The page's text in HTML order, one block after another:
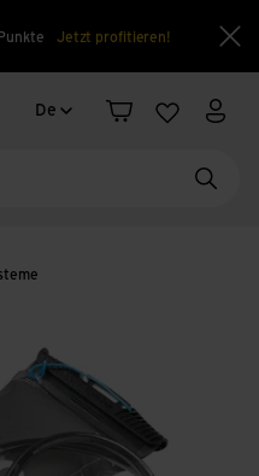
Jetzt profitieren!
Sprachwechsel
De
Warenkorb
Merkliste